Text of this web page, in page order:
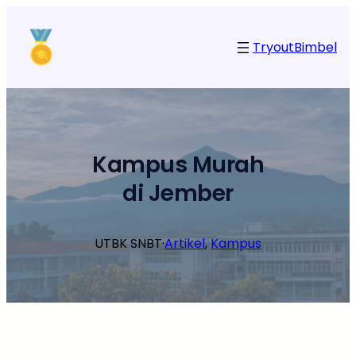
konten
TryoutBimbel
Kampus Murah
di Jember
UTBK SNBT·Artikel, Kampus